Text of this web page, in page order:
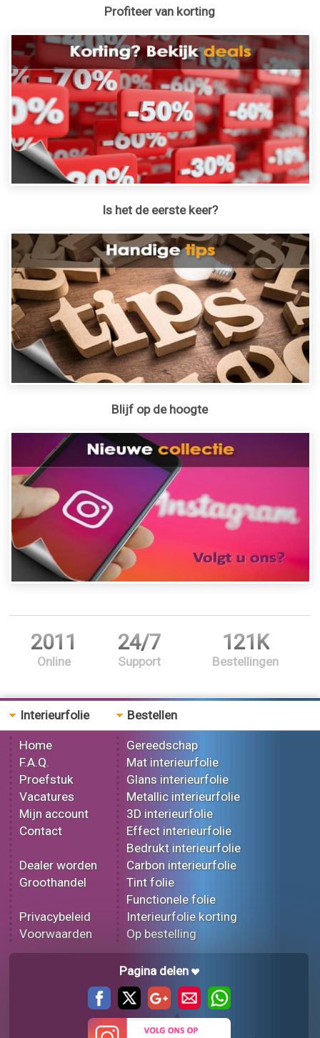
Profiteer van korting
Is het de eerste keer?
Blijf op de hoogte
2011
Online
24/7
Support
121K
Bestellingen
Interieurfolie
Home
F.A.Q.
Proefstuk
Vacatures
Mijn account
Contact
Dealer worden
Groothandel
Privacybeleid
Voorwaarden
Bestellen
Gereedschap
Mat interieurfolie
Glans interieurfolie
Metallic interieurfolie
3D interieurfolie
Effect interieurfolie
Bedrukt interieurfolie
Carbon interieurfolie
Tint folie
Functionele folie
Interieurfolie korting
Op bestelling
Pagina delen